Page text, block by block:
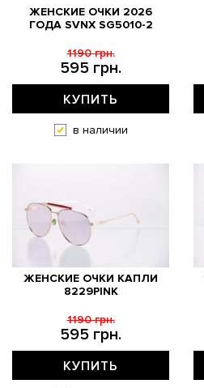
ЖЕНСКИЕ ОЧКИ 2026
ГОДА SVNX SG5010-2
595 грн.
1190 грн.
КУПИТЬ
в наличии
ЖЕНСКИЕ ОЧКИ КАПЛИ
8229PINK
595 грн.
1190 грн.
КУПИТЬ